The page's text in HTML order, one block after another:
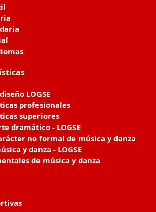
LOGSE
profesionales
superiores
dramático - LOGSE
no formal de música y danza
y danza - LOGSE
de música y danza